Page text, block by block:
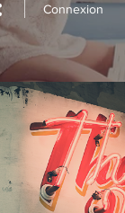
Connexion
Projet 04